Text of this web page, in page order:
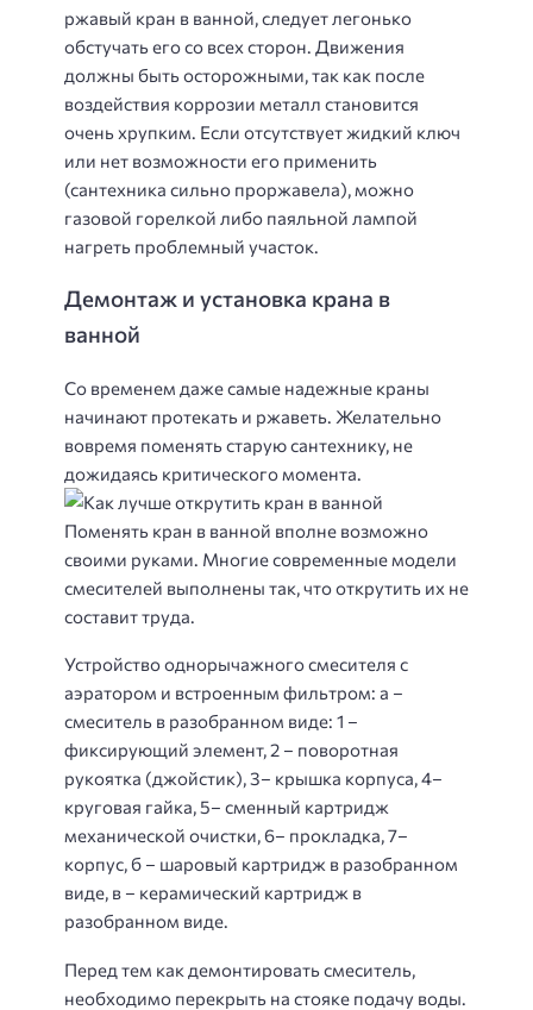
ржавый кран в ванной, следует легонько
обстучать его со всех сторон. Движения
должны быть осторожными, так как после
воздействия коррозии металл становится
очень хрупким. Если отсутствует жидкий ключ
или нет возможности его применить
(сантехника сильно проржавела), можно
газовой горелкой либо паяльной лампой
нагреть проблемный участок.
Демонтаж и установка крана в
ванной
Со временем даже самые надежные краны
начинают протекать и ржаветь. Желательно
вовремя поменять старую сантехнику, не
дожидаясь критического момента.
Поменять кран в ванной вполне возможно
своими руками. Многие современные модели
смесителей выполнены так, что открутить их не
составит труда.
Устройство однорычажного смесителя с
аэратором и встроенным фильтром: а –
смеситель в разобранном виде: 1 –
фиксирующий элемент, 2 – поворотная
рукоятка (джойстик), 3– крышка корпуса, 4–
круговая гайка, 5– сменный картридж
механической очистки, 6– прокладка, 7–
корпус, б – шаровый картридж в разобранном
виде, в – керамический картридж в
разобранном виде.
Перед тем как демонтировать смеситель,
необходимо перекрыть на стояке подачу воды.